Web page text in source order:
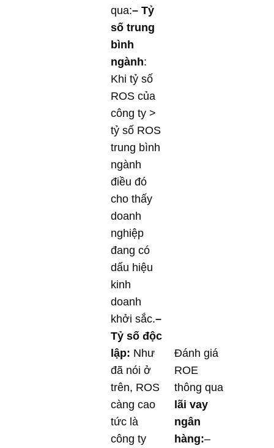
qua:– Tỷ
số trung
bình
ngành:
Khi tỷ số
ROS của
công ty >
tỷ số ROS
trung bình
ngành
điều đó
cho thấy
doanh
nghiệp
đang có
dấu hiệu
kinh
doanh
khởi sắc.–
Tỷ số độc
lập: Như
đã nói ở
trên, ROS
càng cao
tức là
công ty
Đánh giá
ROE
thông qua
lãi vay
ngân
hàng:–